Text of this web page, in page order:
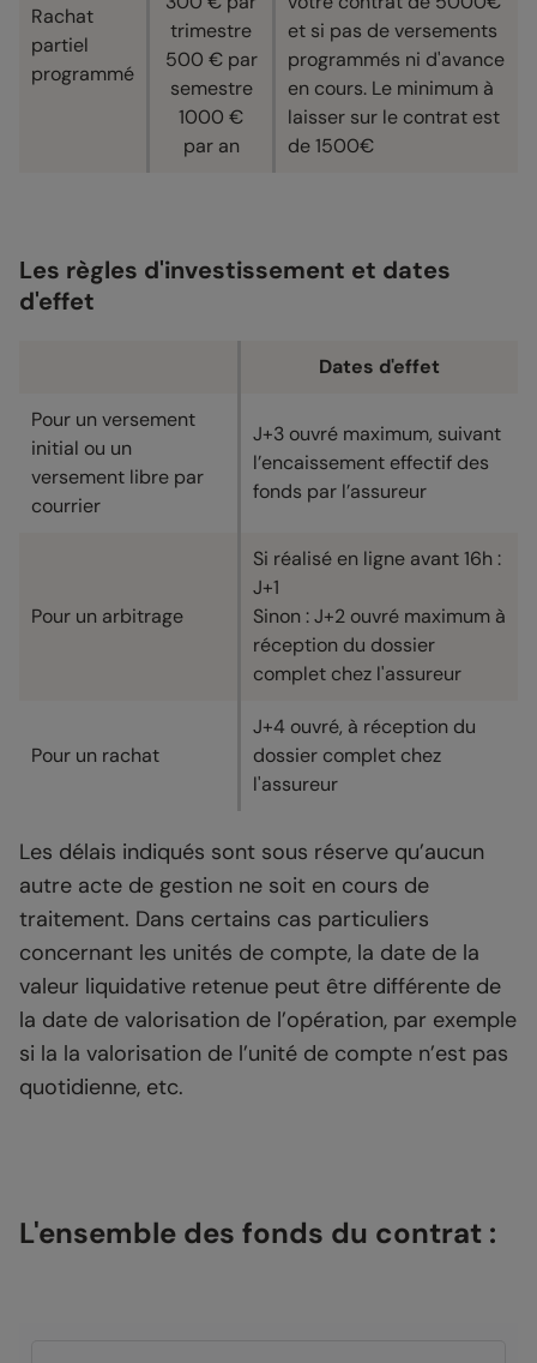
Rachat
partiel
programmé
trimestre
500 € par
semestre
1000 €
par an
et si pas de versements
programmés ni d'avance
en cours. Le minimum à
laisser sur le contrat est
de 1500€
Les règles d'investissement et dates
d'effet
Dates d'effet
Pour un versement
initial ou un
versement libre par
courrier
J+3 ouvré maximum, suivant
l’encaissement effectif des
fonds par l’assureur
Pour un arbitrage
Si réalisé en ligne avant 16h :
J+1
Sinon : J+2 ouvré maximum à
réception du dossier
complet chez l'assureur
Pour un rachat
J+4 ouvré, à réception du
dossier complet chez
l'assureur
Les délais indiqués sont sous réserve qu’aucun
autre acte de gestion ne soit en cours de
traitement. Dans certains cas particuliers
concernant les unités de compte, la date de la
valeur liquidative retenue peut être différente de
la date de valorisation de l’opération, par exemple
si la la valorisation de l’unité de compte n’est pas
quotidienne, etc.
L'ensemble des fonds du contrat :